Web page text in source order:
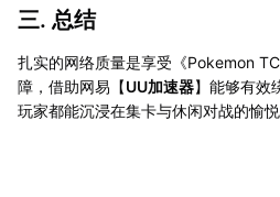
三. 总结
扎实的网络质量是享受《Pokemon
障，借助网易【UU加速器】能够有效
玩家都能沉浸在集卡与休闲对战的愉悦